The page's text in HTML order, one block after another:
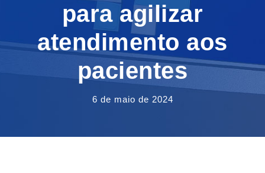
para agilizar
atendimento aos
pacientes
6 de maio de 2024